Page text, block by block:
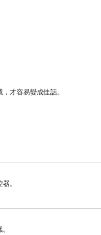
才容易變成佳話。
。